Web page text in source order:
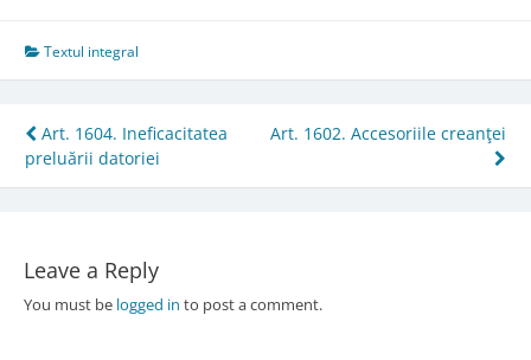
Textul integral
Post
navigation
Art. 1604. Ineficacitatea
preluării datoriei
Art. 1602. Accesoriile creanţei
Leave a Reply
You must be logged in to post a comment.